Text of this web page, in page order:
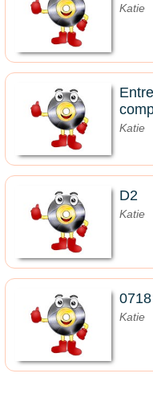
Katie
Katie
D2
Katie
0718
Katie